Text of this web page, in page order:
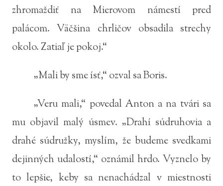
zhromaždiť na Mierovom námestí pred
palácom. Väčšina chrličov obsadila strechy
okolo. Zatiaľ je pokoj.“
„Mali by sme ísť,“ ozval sa Boris.
„Veru mali,“ povedal Anton a na tvári sa
mu objavil malý úsmev. „Drahí súdruhovia a
drahé súdružky, myslím, že budeme svedkami
dejinných udalostí,“ oznámil hrdo. Vyznelo by
to lepšie, keby sa nenachádzal v miestnosti